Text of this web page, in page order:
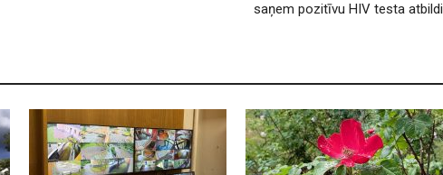
saņem pozitīvu HIV testa atbildi